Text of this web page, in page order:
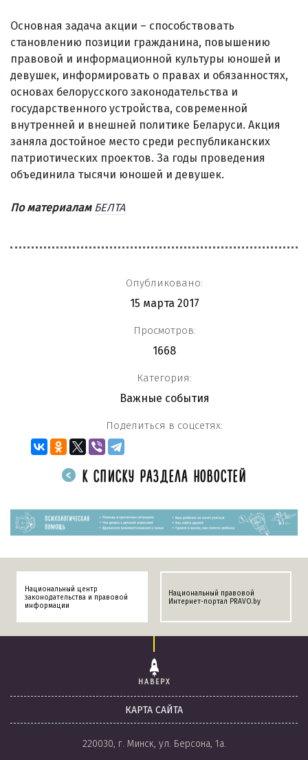
Основная задача акции – способствовать
становлению позиции гражданина, повышению
правовой и информационной культуры юношей и
девушек, информировать о правах и обязанностях,
основах белорусского законодательства и
государственного устройства, современной
внутренней и внешней политике Беларуси. Акция
заняла достойное место среди республиканских
патриотических проектов. За годы проведения
объединила тысячи юношей и девушек.
По материалам БЕЛТА
Опубликовано:
15 марта 2017
Просмотров:
1668
Категория:
Важные события
Поделиться в соцсетях:
К СПИСКУ РАЗДЕЛА НОВОСТЕЙ
Национальный центр
законодательства и правовой
информации
Национальный правовой
Интернет-портал PRAVO.by
НАВЕРХ
КАРТА САЙТА
220030, г. Минск, ул. Берсона, 1а.